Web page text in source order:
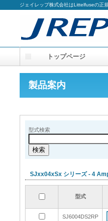
ジェイレップ株式会社はLittelfuseの正
製品案内
型式検索
SJxx04xSx シリーズ - 4
型式
型式
型式
SJ6004DS2RP
型式
SJ6004DS2RP
トップページ